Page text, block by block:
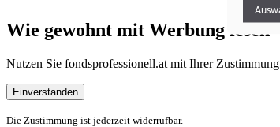
Wie gewohnt mit Werbung lesen
Nutzen Sie fondsprofessionell.at mit Ihrer
Einverstanden
Die Zustimmung ist jederzeit widerrufbar.